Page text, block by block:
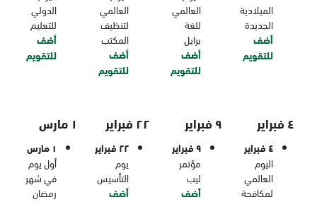
الميلادية
الجديدة
أضف
للتقويم
العالمي
للغة
برايل
أضف
للتقويم
العالمي
لتنظيف
المكتب
أضف
للتقويم
الدولي
للتعليم
أضف
للتقويم
٤ فبراير
٤ فبراير
اليوم
العالمي
لمكافحة
٩ فبراير
٩ فبراير
مؤتمر
ليب
أضف
٢٢ فبراير
٢٢ فبراير
يوم
التأسيس
أضف
١ مارس
١ مارس
أول يوم
في شهر
رمضان